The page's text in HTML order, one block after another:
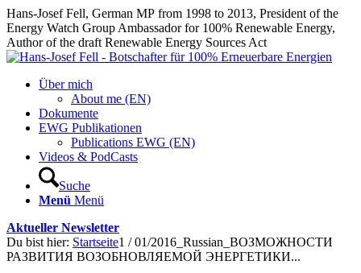
Hans-Josef Fell, German MP from 1998 to 2013, President of the
Energy Watch Group Ambassador for 100% Renewable Energy,
Author of the draft Renewable Energy Sources Act
Über mich
About me (EN)
Dokumente
EWG Publikationen
Publications EWG (EN)
Videos & PodCasts
Suche
Menü Menü
Aktueller Newsletter
Du bist hier: Startseite1 / 01/2016_Russian_ВОЗМОЖНОСТИ
РАЗВИТИЯ ВОЗОБНОВЛЯЕМОЙ ЭНЕРГЕТИКИ...